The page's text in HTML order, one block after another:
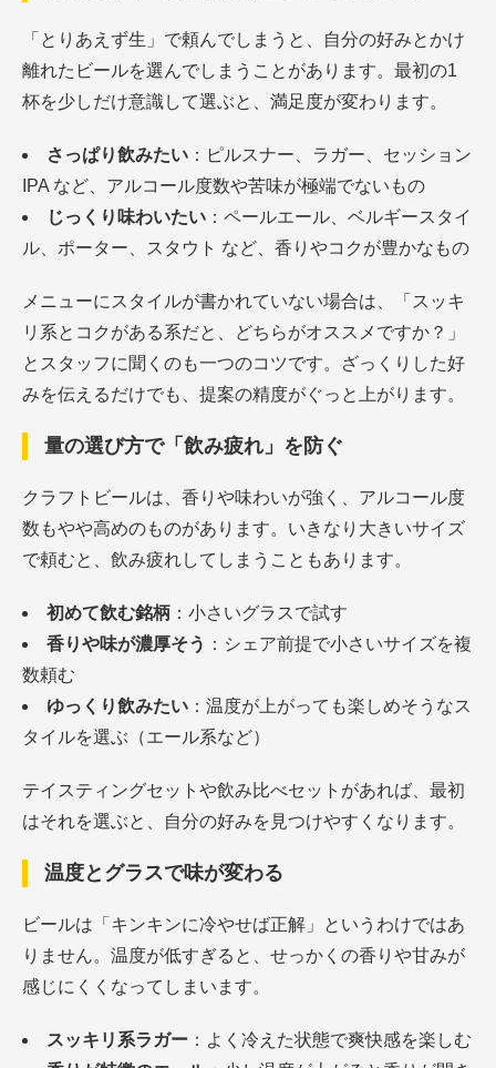
「とりあえず生」で頼んでしまうと、自分の好みとかけ
離れたビールを選んでしまうことがあります。最初の1
杯を少しだけ意識して選ぶと、満足度が変わります。
さっぱり飲みたい ：ピルスナー、ラガー、セッション
IPA など、アルコール度数や苦味が極端でないもの
じっくり味わいたい ：ペールエール、ベルギースタイ
ル、ポーター、スタウト など、香りやコクが豊かなもの
メニューにスタイルが書かれていない場合は、「スッキ
リ系とコクがある系だと、どちらがオススメですか？」
とスタッフに聞くのも一つのコツです。ざっくりした好
みを伝えるだけでも、提案の精度がぐっと上がります。
量の選び方で「飲み疲れ」を防ぐ
クラフトビールは、香りや味わいが強く、アルコール度
数もやや高めのものがあります。いきなり大きいサイズ
で頼むと、飲み疲れしてしまうこともあります。
初めて飲む銘柄 ：小さいグラスで試す
香りや味が濃厚そう ：シェア前提で小さいサイズを複
数頼む
ゆっくり飲みたい ：温度が上がっても楽しめそうなス
タイルを選ぶ（エール系など）
テイスティングセットや飲み比べセットがあれば、最初
はそれを選ぶと、自分の好みを見つけやすくなります。
温度とグラスで味が変わる
ビールは「キンキンに冷やせば正解」というわけではあ
りません。温度が低すぎると、せっかくの香りや甘みが
感じにくくなってしまいます。
スッキリ系ラガー ：よく冷えた状態で爽快感を楽しむ